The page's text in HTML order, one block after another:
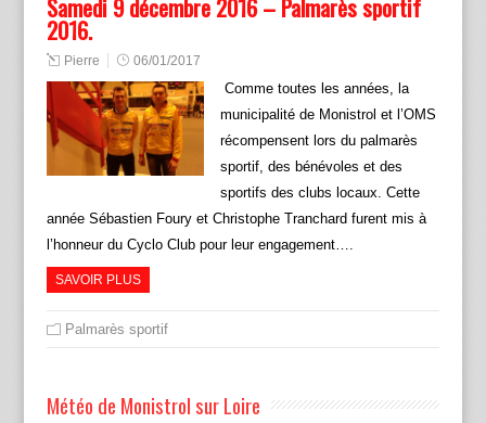
Samedi 9 décembre 2016 – Palmarès sportif
2016.
Pierre 06/01/2017
Comme toutes les années, la
municipalité de Monistrol et l’OMS
récompensent lors du palmarès
sportif, des bénévoles et des
sportifs des clubs locaux. Cette
année Sébastien Foury et Christophe Tranchard furent mis à
l’honneur du Cyclo Club pour leur engagement….
SAVOIR PLUS
Palmarès sportif
Météo de Monistrol sur Loire